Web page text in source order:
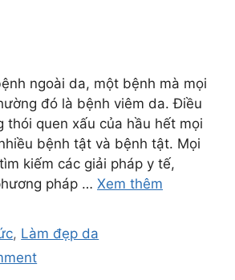
ngoài da, một bệnh mà mọi
đó là bệnh viêm da. Điều
thói quen xấu của hầu hết mọi
bệnh tật và bệnh tật. Mọi
kiếm các giải pháp y tế,
pháp … Xem thêm
, Làm đẹp da